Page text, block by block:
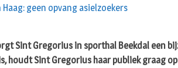
geen opvang asielzoekers
Sint Gregorius in sporthal Beekdal een
houdt Sint Gregorius haar publiek graag